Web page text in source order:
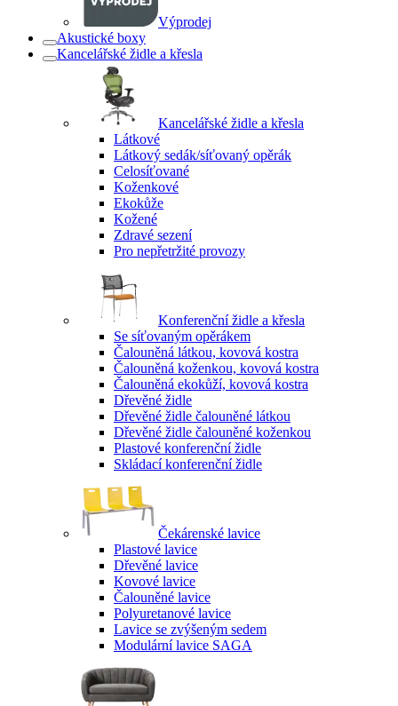
Výprodej
Akustické boxy
Kancelářské židle a křesla
Kancelářské židle a křesla
Látkové
Látkový sedák/síťovaný opěrák
Celosíťované
Koženkové
Ekokůže
Kožené
Zdravé sezení
Pro nepřetržité provozy
Konferenční židle a křesla
Se síťovaným opěrákem
Čalouněná látkou, kovová kostra
Čalouněná koženkou, kovová kostra
Čalouněná ekokůží, kovová kostra
Dřevěné židle
Dřevěné židle čalouněné látkou
Dřevěné židle čalouněné koženkou
Plastové konferenční židle
Skládací konferenční židle
Čekárenské lavice
Plastové lavice
Dřevěné lavice
Kovové lavice
Čalouněné lavice
Polyuretanové lavice
Lavice se zvýšeným sedem
Modulární lavice SAGA